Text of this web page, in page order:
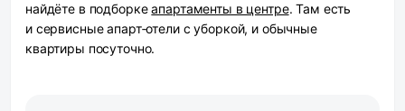
найдёте в подборкеапартаменты в центре. Там есть
и сервисные апарт‑отели с уборкой, и обычные
квартиры посуточно.